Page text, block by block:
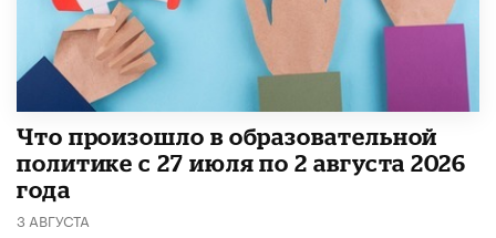
​Что произошло в образовательной
политике с 27 июля по 2 августа 2026
года
3 АВГУСТА